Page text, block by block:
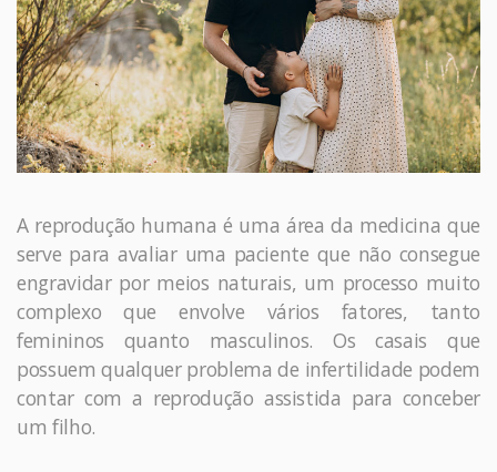
A reprodução humana é uma área da medicina que
serve para avaliar uma paciente que não consegue
engravidar por meios naturais, um processo muito
complexo que envolve vários fatores, tanto
femininos quanto masculinos. Os casais que
possuem qualquer problema de infertilidade podem
contar com a reprodução assistida para conceber
um filho.